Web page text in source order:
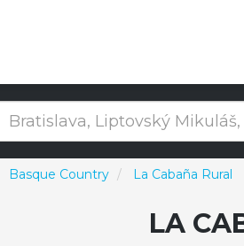
Basque Country La Cabaña Rural
LA